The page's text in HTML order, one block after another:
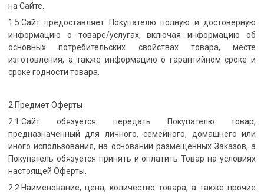
на Сайте.
1.5.Сайт предоставляет Покупателю полную и достоверную
информацию о товаре/услугах, включая информацию об
основных потребительских свойствах товара, месте
изготовления, а также информацию о гарантийном сроке и
сроке годности товара.
2.Предмет Оферты
2.1.Сайт обязуется передать Покупателю товар,
предназначенный для личного, семейного, домашнего или
иного использования, на основании размещенных Заказов, а
Покупатель обязуется принять и оплатить Товар на условиях
настоящей Оферты.
2.2.Наименование, цена, количество товара, а также прочие